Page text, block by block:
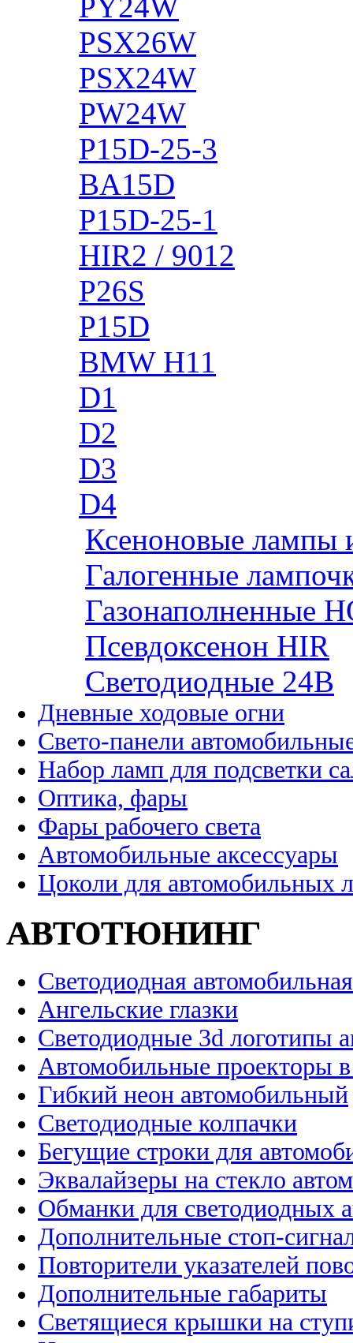
PSX26W
PSX24W
PW24W
P15D-25-3
BA15D
P15D-25-1
HIR2 / 9012
P26S
P15D
BMW H11
D1
D2
D3
D4
Ксеноновые лампы
Галогенные
Газонаполненные
Псевдоксенон HIR
Cветодиодные 24B
Дневные ходовые огни
Свето-панели
Набор ламп для подсветки
Оптика, фары
Фары рабочего света
Автомобильные аксессуары
Цоколи для автомобильных
АВТОТЮНИНГ
Светодиодная
Ангельские глазки
Светодиодные 3d логотипы
Автомобильные проекторы
Гибкий неон автомобильный
Светодиодные колпачки
Бегущие строки для
Эквалайзеры на стекло
Обманки для светодиодных
Дополнительные стоп-
Повторители указателей
Дополнительные габариты
Светящиеся крышки на